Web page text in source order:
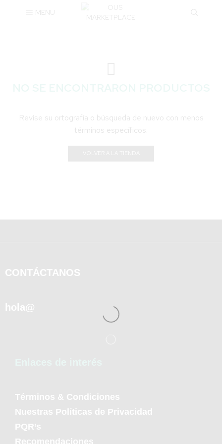
MENU
Revise su ortografía o búsqueda de nuevo con menos
términos específicos.
CONTÁCTANOS
hola@
Términos & Condiciones
Nuestras Políticas de Privacidad
PQR’s
Recomendaciones